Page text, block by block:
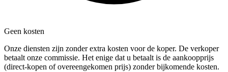
Geen kosten
Onze diensten zijn zonder extra kosten voor de koper. De verkoper
betaalt onze commissie. Het enige dat u betaalt is de aankoopprijs
(direct-kopen of overeengekomen prijs) zonder bijkomende kosten.